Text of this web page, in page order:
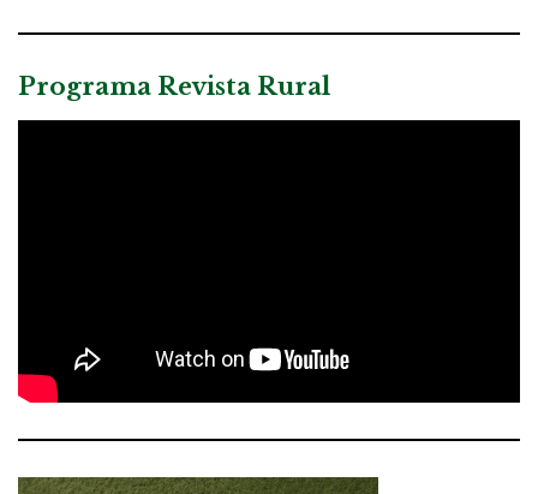
Programa Revista Rural